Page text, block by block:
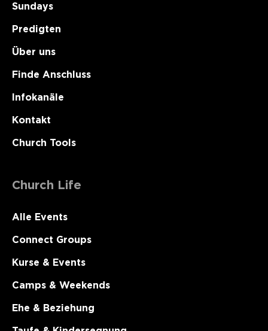
Sundays
Predigten
Über uns
Finde Anschluss
Infokanäle
Kontakt
Church Tools
Church Life
Alle Events
Connect Groups
Kurse & Events
Camps & Weekends
Ehe & Beziehung